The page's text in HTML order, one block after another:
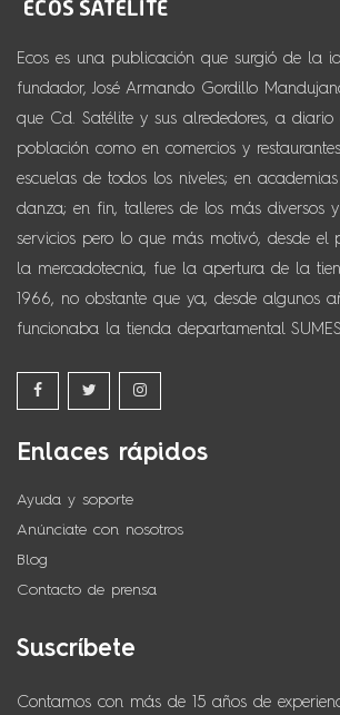
Ecos es una publicación que surgió de la
fundador, José Armando Gordillo
que Cd. Satélite y sus alrededores, a diario
población como en comercios y
escuelas de todos los niveles; en
danza; en fin, talleres de los más diversos
servicios pero lo que más motivó, desde el
la mercadotecnia, fue la apertura de la
1966, no obstante que ya, desde algunos
funcionaba la tienda departamental
Enlaces rápidos
Ayuda y soporte
Anúnciate con nosotros
Blog
Contacto de prensa
Suscríbete
Contamos con más de 15 años de